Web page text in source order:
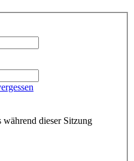
dieser Sitzung